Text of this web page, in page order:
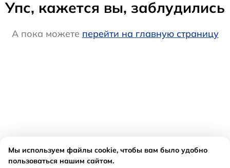
Упс, кажется вы, заблудились
А пока можете перейти на главную страницу
Мы используем файлы cookie, чтобы вам было удобно
пользоваться нашим сайтом.